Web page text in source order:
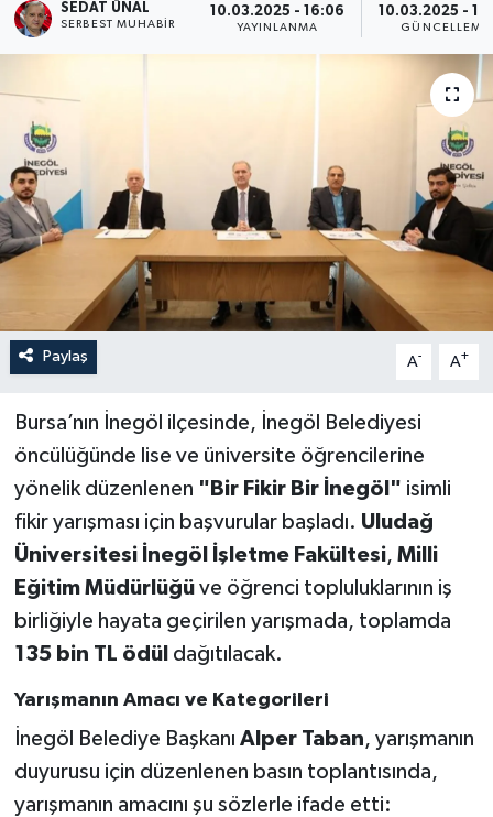
SEDAT ÜNAL
SERBEST MUHABIR
10.03.2025 - 16:06
YAYINLANMA
10.03.2025 -
GÜNCELLEME
Paylaş A- A+
Bursa’nın İnegöl ilçesinde, İnegöl Belediyesi
öncülüğünde lise ve üniversite öğrencilerine
yönelik düzenlenen "Bir Fikir Bir İnegöl" isimli
fikir yarışması için başvurular başladı. Uludağ
Üniversitesi İnegöl İşletme Fakültesi, Milli
Eğitim Müdürlüğüve öğrenci topluluklarının iş
birliğiyle hayata geçirilen yarışmada, toplamda
135 bin TL ödül dağıtılacak.
Yarışmanın Amacı ve Kategorileri
İnegöl Belediye Başkanı Alper Taban, yarışmanın
duyurusu için düzenlenen basın toplantısında,
yarışmanın amacını şu sözlerle ifade etti:
Turizm